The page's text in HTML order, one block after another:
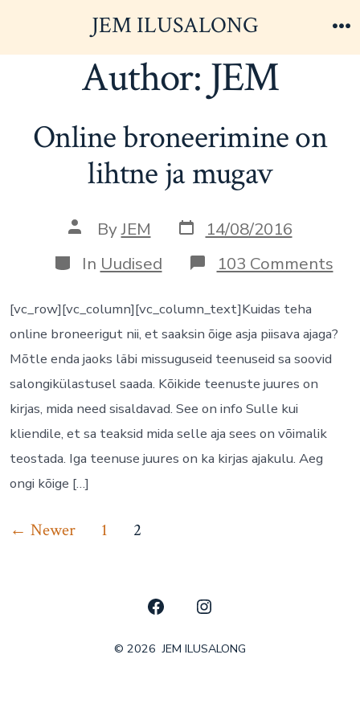
JEM ILUSALONG
Author: JEM
Online broneerimine on
lihtne ja mugav
Post
author
ByJEM Post
date
14/08/2016
Categories
In Uudised 103 Commentson
ja
[vc_row][vc_column][vc_column_text]Kuidas teha
online broneerigut nii, et saaksin õige asja piisava ajaga?
Mõtle enda jaoks läbi missuguseid teenuseid sa soovid
salongikülastusel saada. Kõikide teenuste juures on
kirjas, mida need sisaldavad. See on info Sulle kui
kliendile, et sa teaksid mida selle aja sees on võimalik
teostada. Iga teenuse juures on ka kirjas ajakulu. Aeg
ongi kõige […]
Posts
← Newer 1 2
Open
Facebook
Open
Instagram
© 2026JEM ILUSALONG